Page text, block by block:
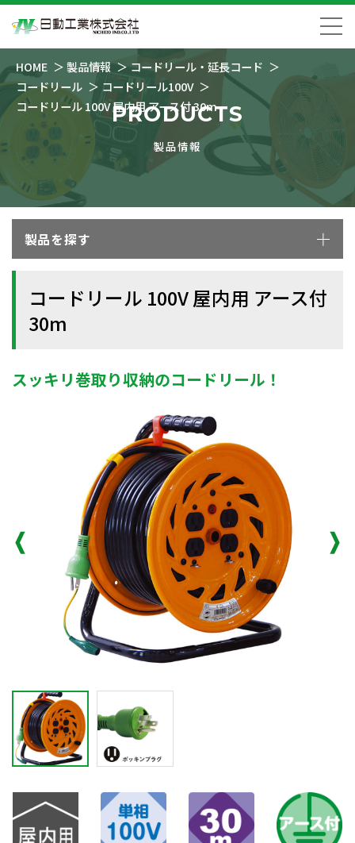
HOME 製品情報
コードリール・延長コード
コードリール
コードリール100V
コードリール 100V 屋内用 アース付 30m
PRODUCTS
製品情報
製品を探す
コードリール 100V 屋内用 アース付
30m
スッキリ巻取り収納のコードリール！